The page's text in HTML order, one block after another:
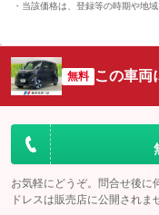
当該価格は、登録等の時期や地
無料 この車両
お気軽にどうぞ。問合せ後に
ドレスは販売店に公開されま